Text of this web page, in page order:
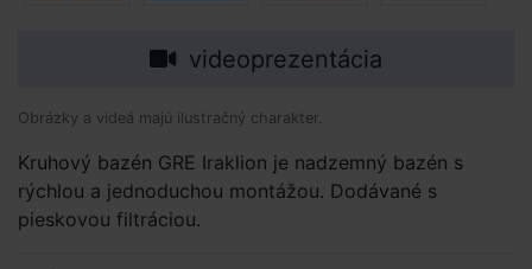
videoprezentácia
Obrázky a videá majú ilustračný charakter.
Kruhový bazén GRE Iraklion je nadzemný bazén s
rýchlou a jednoduchou montážou. Dodávané s
pieskovou filtráciou.